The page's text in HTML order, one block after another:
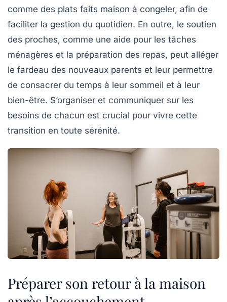
comme des plats faits maison à congeler, afin de
faciliter la gestion du quotidien. En outre, le soutien
des proches, comme une aide pour les tâches
ménagères et la préparation des repas, peut alléger
le fardeau des nouveaux parents et leur permettre
de consacrer du temps à leur sommeil et à leur
bien-être. S’organiser et communiquer sur les
besoins de chacun est crucial pour vivre cette
transition en toute sérénité.
Préparer son retour à la maison